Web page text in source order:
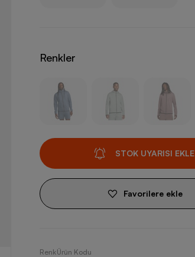
Renkler
STOK UYARISI EKLE
Favorilere ekle
RenkÜrün Kodu